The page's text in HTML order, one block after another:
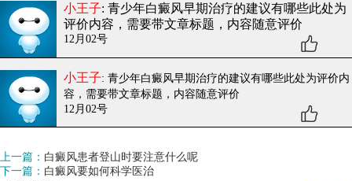
小王子: 青少年白癜风早期治疗的建议有哪些此处为
评价内容，需要带文章标题，内容随意评价
12月02号
小王子: 青少年白癜风早期治疗的建议有哪些此处为评价内
容，需要带文章标题，内容随意评价
12月02号
上一篇： 白癜风患者登山时要注意什么呢
下一篇： 白癜风要如何科学医治